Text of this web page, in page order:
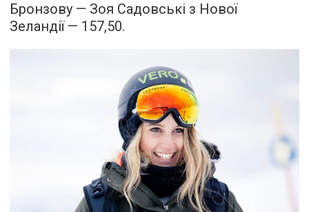
Бронзову — Зоя Садовські з Нової
Зеландії — 157,50.